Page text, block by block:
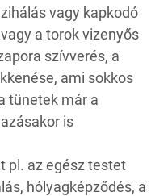
vagy kapkodó
a torok vizenyős
szívverés, a
ami sokkos
tünetek már a
is
pl. az egész testet
hólyagképződés, a